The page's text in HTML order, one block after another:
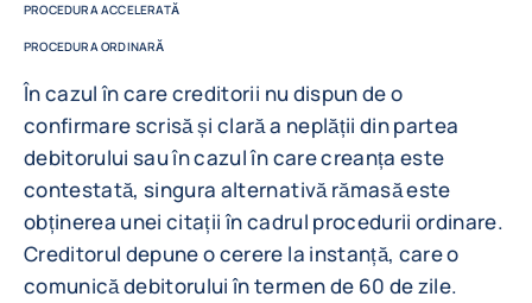
PROCEDURA ACCELERATĂ
PROCEDURA ORDINARĂ
În cazul în care creditorii nu dispun de o
confirmare scrisă și clară a neplății din partea
debitorului sau în cazul în care creanța este
contestată, singura alternativă rămasă este
obținerea unei citații în cadrul procedurii ordinare.
Creditorul depune o cerere la instanță, care o
comunică debitorului în termen de 60 de zile.